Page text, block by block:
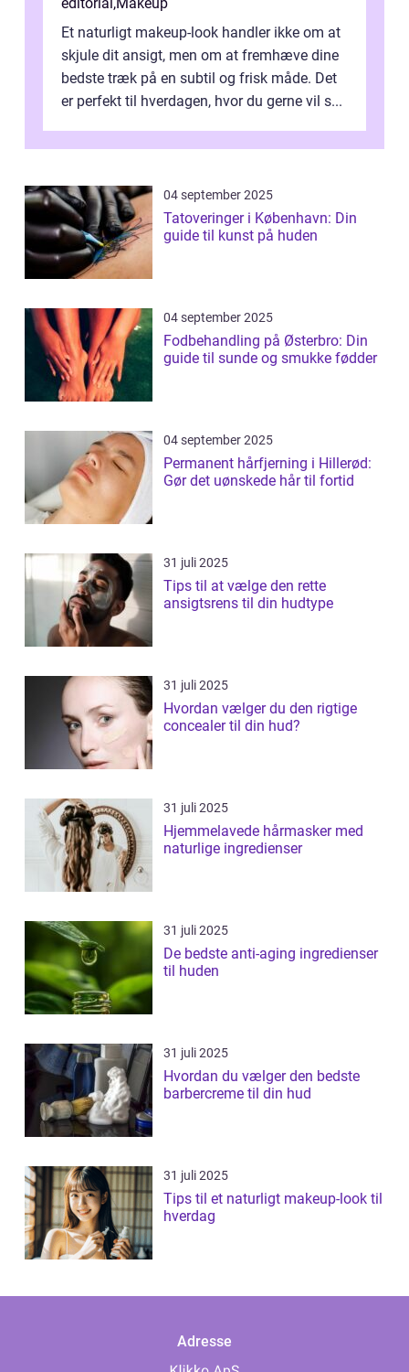
Et naturligt makeup-look handler ikke om at
skjule dit ansigt, men om at fremhæve dine
bedste træk på en subtil og frisk måde. Det
er perfekt til hverdagen, hvor du gerne vil s...
04 september 2025
Tatoveringer i København: Din
guide til kunst på huden
04 september 2025
Fodbehandling på Østerbro: Din
guide til sunde og smukke fødder
04 september 2025
Permanent hårfjerning i Hillerød:
Gør det uønskede hår til fortid
31 juli 2025
Tips til at vælge den rette
ansigtsrens til din hudtype
31 juli 2025
Hvordan vælger du den rigtige
concealer til din hud?
31 juli 2025
Hjemmelavede hårmasker med
naturlige ingredienser
31 juli 2025
De bedste anti-aging ingredienser
til huden
31 juli 2025
Hvordan du vælger den bedste
barbercreme til din hud
31 juli 2025
Tips til et naturligt makeup-look til
hverdag
Adresse